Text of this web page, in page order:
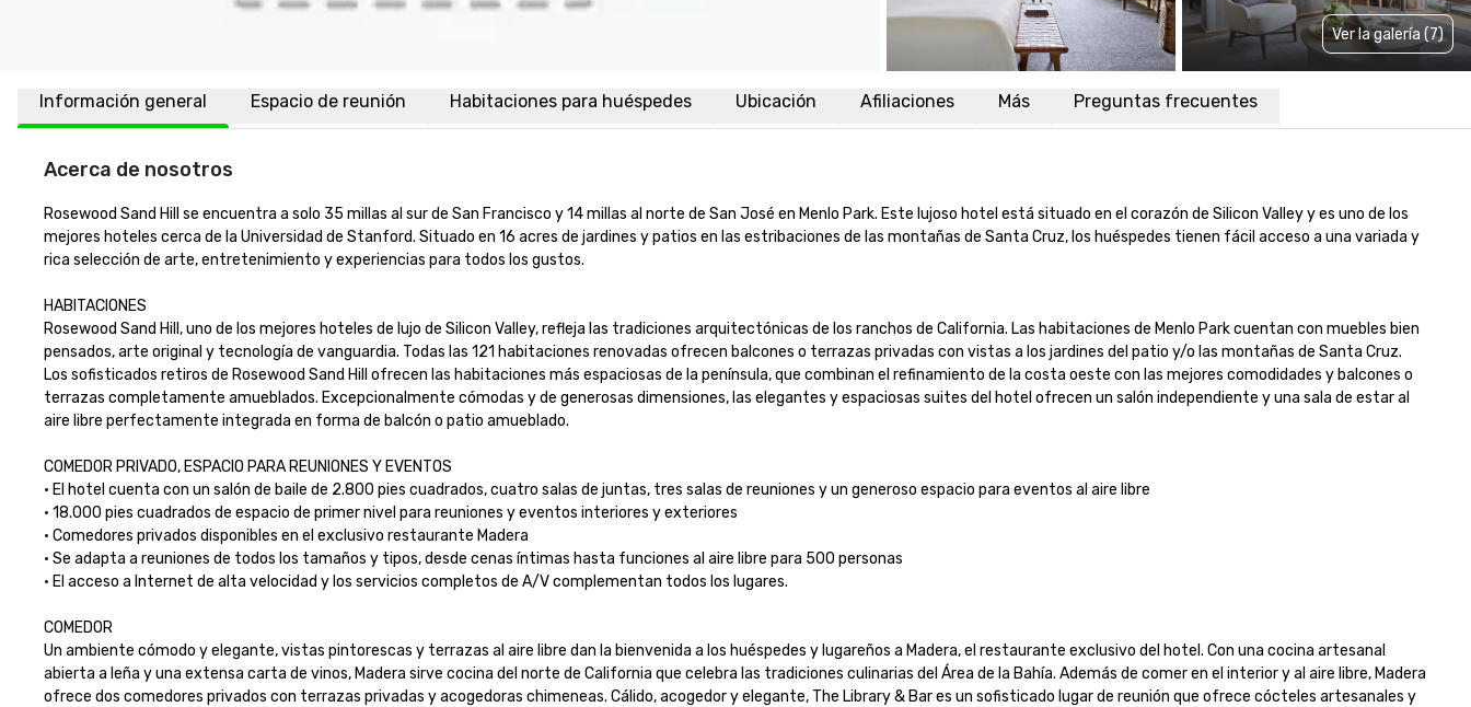
Ver la galería (7)
Información general Espacio de reunión Habitaciones para huéspedes Ubicación Afiliaciones Más Preguntas frecuentes
Acerca de nosotros
Rosewood Sand Hill se encuentra a solo 35 millas al sur de San Francisco y 14 millas al norte de San José en Menlo Park. Este lujoso hotel está situado en el corazón de Silicon Valley y es uno de los
mejores hoteles cerca de la Universidad de Stanford. Situado en 16 acres de jardines y patios en las estribaciones de las montañas de Santa Cruz, los huéspedes tienen fácil acceso a una variada y
rica selección de arte, entretenimiento y experiencias para todos los gustos.
HABITACIONES
Rosewood Sand Hill, uno de los mejores hoteles de lujo de Silicon Valley, refleja las tradiciones arquitectónicas de los ranchos de California. Las habitaciones de Menlo Park cuentan con muebles bien
pensados, arte original y tecnología de vanguardia. Todas las 121 habitaciones renovadas ofrecen balcones o terrazas privadas con vistas a los jardines del patio y/o las montañas de Santa Cruz.
Los sofisticados retiros de Rosewood Sand Hill ofrecen las habitaciones más espaciosas de la península, que combinan el refinamiento de la costa oeste con las mejores comodidades y balcones o
terrazas completamente amueblados. Excepcionalmente cómodas y de generosas dimensiones, las elegantes y espaciosas suites del hotel ofrecen un salón independiente y una sala de estar al
aire libre perfectamente integrada en forma de balcón o patio amueblado.
COMEDOR PRIVADO, ESPACIO PARA REUNIONES Y EVENTOS
· El hotel cuenta con un salón de baile de 2.800 pies cuadrados, cuatro salas de juntas, tres salas de reuniones y un generoso espacio para eventos al aire libre
· 18.000 pies cuadrados de espacio de primer nivel para reuniones y eventos interiores y exteriores
· Comedores privados disponibles en el exclusivo restaurante Madera
· Se adapta a reuniones de todos los tamaños y tipos, desde cenas íntimas hasta funciones al aire libre para 500 personas
· El acceso a Internet de alta velocidad y los servicios completos de A/V complementan todos los lugares.
COMEDOR
Un ambiente cómodo y elegante, vistas pintorescas y terrazas al aire libre dan la bienvenida a los huéspedes y lugareños a Madera, el restaurante exclusivo del hotel. Con una cocina artesanal
abierta a leña y una extensa carta de vinos, Madera sirve cocina del norte de California que celebra las tradiciones culinarias del Área de la Bahía. Además de comer en el interior y al aire libre, Madera
ofrece dos comedores privados con terrazas privadas y acogedoras chimeneas. Cálido, acogedor y elegante, The Library & Bar es un sofisticado lugar de reunión que ofrece cócteles artesanales y